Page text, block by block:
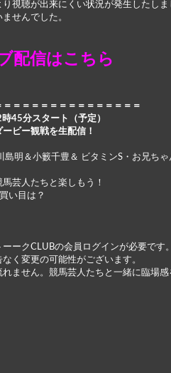
視聴が出来にくい状況が発生したしま
せんでした。
配信はこちら
＝＝＝＝＝＝＝＝＝＝＝＝＝＝＝
45分スタート（予定）
ビー観戦を生配信！
島明＆小籔千豊＆ ビタミンS・お兄ちゃ
芸人たちと楽しもう！
い目は？
ーークCLUBの会員ログインが必要です。
なく変更の可能性がございます。
れません。競馬芸人たちと一緒に臨場感